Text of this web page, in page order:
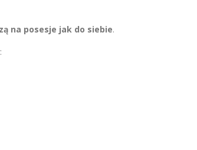
na posesje jak do siebie.